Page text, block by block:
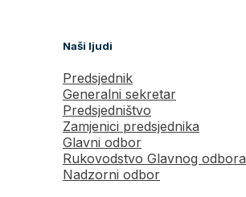
Naši ljudi
Predsjednik
Generalni sekretar
Predsjedništvo
Zamjenici predsjednika
Glavni odbor
Rukovodstvo Glavnog odbora
Nadzorni odbor